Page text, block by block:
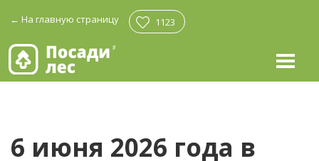
← На главную страницу 1123
6 июня 2026 года в